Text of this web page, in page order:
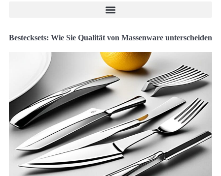
Bestecksets: Wie Sie Qualität von Massenware unterscheiden